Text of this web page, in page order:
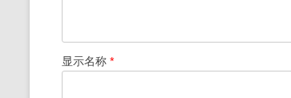
显示名称 *